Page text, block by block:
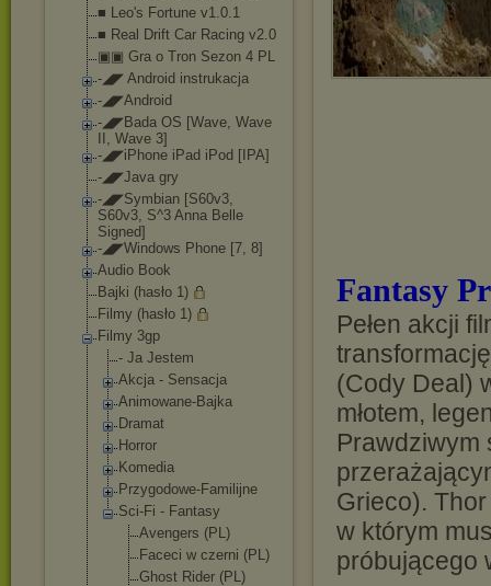
■ Leo's Fortune v1.0.1
■ Real Drift Car Racing v2.0
▣▣ Gra o Tron Sezon 4 PL
-◢◤ Android instrukacja
-◢◤Android
-◢◤Bada OS [Wave, Wave
II, Wave 3]
-◢◤iPhone iPad iPod [IPA]
-◢◤Java gry
-◢◤Symbian [S60v3,
S60v3, S^3 Anna Belle
Signed]
-◢◤Windows Phone [7, 8]
Audio Book
Bajki (hasło 1)
Filmy (hasło 1)
Filmy 3gp
- Ja Jestem
Akcja - Sensacja
Animowane-Bajka
Dramat
Horror
Komedia
Przygodowe-Familijne
Sci-Fi - Fantasy
Avengers (PL)
Faceci w czerni (PL)
Ghost Rider (PL)
Fantasy
Pełen akcji
(Cody Deal)
młotem,
Prawdziwym
Grieco).
w którym
próbującego